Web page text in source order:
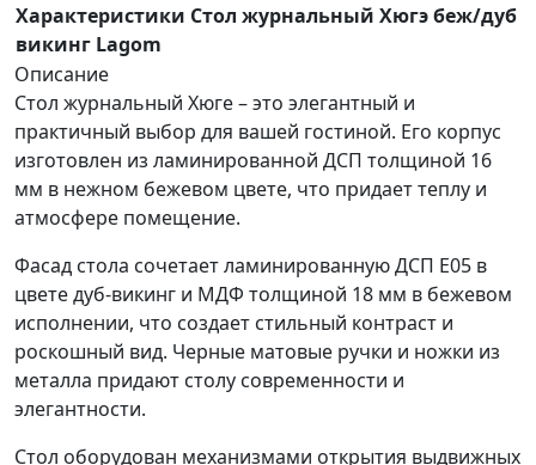
Характеристики Стол журнальный Хюгэ беж/дуб
викинг Lagom
Описание
Стол журнальный Хюге – это элегантный и
практичный выбор для вашей гостиной. Его корпус
изготовлен из ламинированной ДСП толщиной 16
мм в нежном бежевом цвете, что придает теплу и
атмосфере помещение.
Фасад стола сочетает ламинированную ДСП E05 в
цвете дуб-викинг и МДФ толщиной 18 мм в бежевом
исполнении, что создает стильный контраст и
роскошный вид. Черные матовые ручки и ножки из
металла придают столу современности и
элегантности.
Стол оборудован механизмами открытия выдвижных